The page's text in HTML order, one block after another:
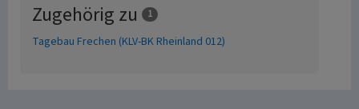
Zugehörig zu 1
Tagebau Frechen (KLV-BK Rheinland 012)